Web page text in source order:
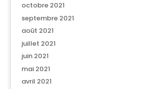
octobre 2021
septembre 2021
août 2021
juillet 2021
juin 2021
mai 2021
avril 2021